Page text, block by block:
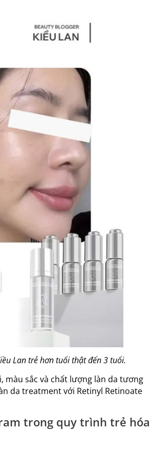
Lan trẻ hơn tuổi thật đến 3 tuổi.
màu sắc và chất lượng làn da tương
da treatment với Retinyl Retinoate
trong quy trình trẻ hóa